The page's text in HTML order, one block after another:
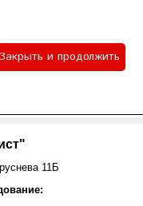
11Б
Закрыть и продолжить